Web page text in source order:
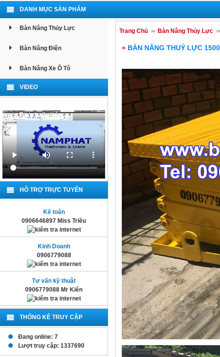
DANH MỤC SẢN PHẨM
Bàn Nâng Thủy Lực
Bàn Nâng Điện
Bàn Nâng Xe Ô Tô
VIDEO
HỖ TRỢ TRỰC TUYẾN
Kế toán
0906646897 Miss Triều
Kinh Doanh
0906779088
Tư vấn kỹ thuật
0906779088 Mr Kiên
THỐNG KÊ TRUY CẬP
Đang online: 7
Lượt truy cập: 1337690
Trang Chủ Bàn Nâng Thủy Lực
» BÀN NÂNG THUỶ LỰC